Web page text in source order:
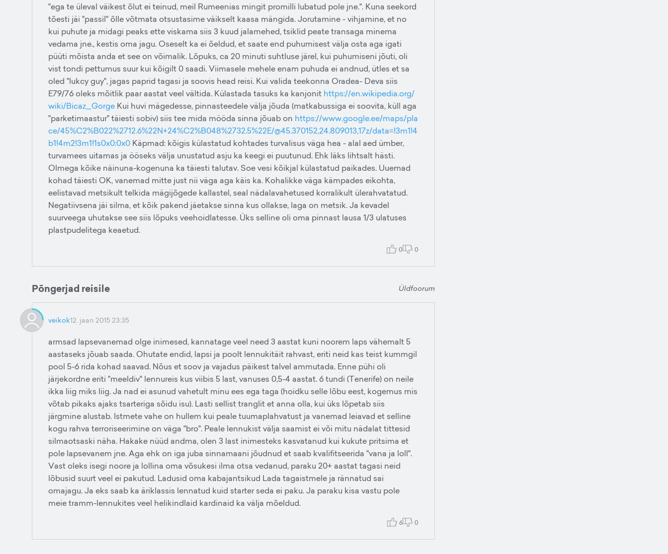
"ega te üleval väikest õlut ei teinud, meil Rumeenias mingit promilli lubatud pole jne.". Kuna seekord
tõesti jäi "passil" õlle võtmata otsustasime väikselt kaasa mängida. Jorutamine - vihjamine, et no
kui puhute ja midagi peaks ette viskama siis 3 kuud jalamehed, tsiklid peate transaga minema
vedama jne., kestis oma jagu. Oseselt ka ei õeldud, et saate end puhumisest välja osta aga igati
püüti mõista anda et see on võimalik. Lõpuks, ca 20 minuti suhtluse järel, kui puhumiseni jõuti, oli
vist tondi pettumus suur kui kõigilt 0 saadi. Viimasele mehele enam puhuda ei andnud, ütles et sa
oled "lukcy guy", jagas paprid tagasi ja soovis head reisi. Kui valida teekonna Oradea- Deva siis
E79/76 oleks mõitlik paar aastat veel vältida. Külastada tasuks ka kanjonit https://en.wikipedia.org/
wiki/Bicaz_Gorge Kui huvi mägedesse, pinnasteedele välja jõuda (matkabussiga ei soovita, küll aga
"parketimaastur" täiesti sobiv) siis tee mida mööda sinna jõuab on https://www.google.ee/maps/pla
ce/45%C2%B022%2712.6%22N+24%C2%B048%2732.5%22E/@45.370152,24.809013,17z/data=!3m1!4
b1!4m2!3m1!1s0x0:0x0 Käpmad: kõigis külastatud kohtades turvalisus väga hea - alal aed ümber,
turvamees uitamas ja ööseks välja unustatud asju ka keegi ei puutunud. Ehk läks lihtsalt hästi.
Olmega kõike näinuna-kogenuna ka täiesti talutav. Soe vesi kõikjal külastatud paikades. Uuemad
kohad täiesti OK, vanemad mitte just nii väga aga käis ka. Kohalikke väga kämpades eikohta,
eelistavad metsikult telkida mägijõgede kallastel, seal nädalavahetused korralikult ülerahvatatud.
Negatiivsena jäi silma, et kõik pakend jäetakse sinna kus ollakse, laga on metsik. Ja kevadel
suurveega uhutakse see siis lõpuks veehoidlatesse. Üks selline oli oma pinnast lausa 1/3 ulatuses
plastpudelitega keaetud.
0 0
Põngerjad reisile Üldfoorum
veikok12. jaan 2015 23:35
armsad lapsevanemad olge inimesed, kannatage veel need 3 aastat kuni noorem laps vähemalt 5
aastaseks jõuab saada. Ohutate endid, lapsi ja poolt lennukitäit rahvast, eriti neid kas teist kummgil
pool 5-6 rida kohad saavad. Nõus et soov ja vajadus päikest talvel ammutada. Enne pühi oli
järjekordne eriti "meeldiv" lennureis kus viibis 5 last, vanuses 0,5-4 aastat. 6 tundi (Tenerife) on neile
ikka liig miks liig. Ja nad ei asunud vahetult minu ees ega taga (hoidku selle lõbu eest, kogemus mis
võtab pikaks ajaks tsarteriga sõidu isu). Lasti sellist tranglit et anna olla, kui üks lõpetab siis
järgmine alustab. Istmete vahe on hullem kui peale tuumaplahvatust ja vanemad leiavad et selline
kogu rahva terroriseerimine on väga "bro". Peale lennukist välja saamist ei või mitu nädalat tittesid
silmaotsaski näha. Hakake nüüd andma, olen 3 last inimesteks kasvatanud kui kukute pritsima et
pole lapsevanem jne. Aga ehk on iga juba sinnamaani jõudnud et saab kvalifitseerida "vana ja loll".
Vast oleks isegi noore ja lollina oma võsukesi ilma otsa vedanud, paraku 20+ aastat tagasi neid
lõbusid suurt veel ei pakutud. Ladusid oma kabajantsikud Lada tagaistmele ja rännatud sai
omajagu. Ja eks saab ka äriklassis lennatud kuid starter seda ei paku. Ja paraku kisa vastu pole
meie tramm-lennukites veel helikindlaid kardinaid ka välja mõeldud.
6 0